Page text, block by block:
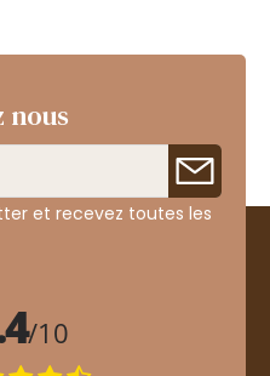
nous
et recevez toutes les